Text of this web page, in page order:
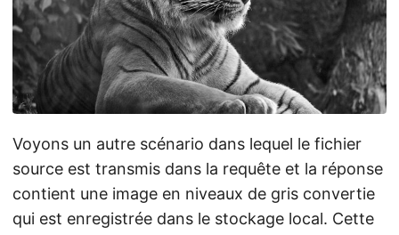
Voyons un autre scénario dans lequel le fichier
source est transmis dans la requête et la réponse
contient une image en niveaux de gris convertie
qui est enregistrée dans le stockage local. Cette